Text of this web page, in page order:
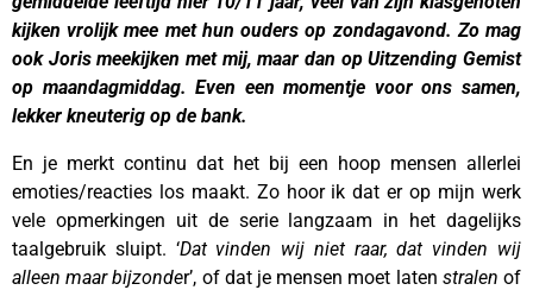
kijken vrolijk mee met hun ouders op zondagavond. Zo mag
ook Joris meekijken met mij, maar dan op Uitzending Gemist
op maandagmiddag. Even een momentje voor ons samen,
lekker kneuterig op de bank.
En je merkt continu dat het bij een hoop mensen allerlei
emoties/reacties los maakt. Zo hoor ik dat er op mijn werk
vele opmerkingen uit de serie langzaam in het dagelijks
taalgebruik sluipt. ‘Dat vinden wij niet raar, dat vinden wij
alleen maar bijzonder’, of dat je mensen moet laten stralen of